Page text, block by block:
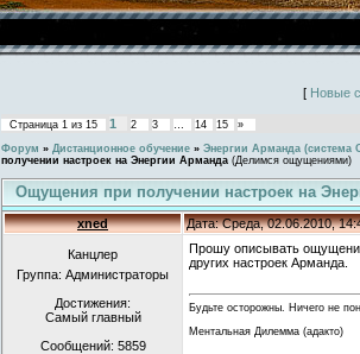
[ Новые
Страница 1 из 15 1 2 3 … 14 15
»
Форум » Дистанционное обучение » Энергии Арманда (система
получении настроек на Энергии Арманда (Делимся ощущениями)
Ощущения при получении настроек на
xned Дата: Среда, 02.06.2010,
Канцлер
Группа: Администраторы
Достижения:
Самый главный
Сообщений: 5859
Прошу описывать
других настроек Арманда.
Будьте осторожны. Ничего не
Ментальная Дилемма (адакто)